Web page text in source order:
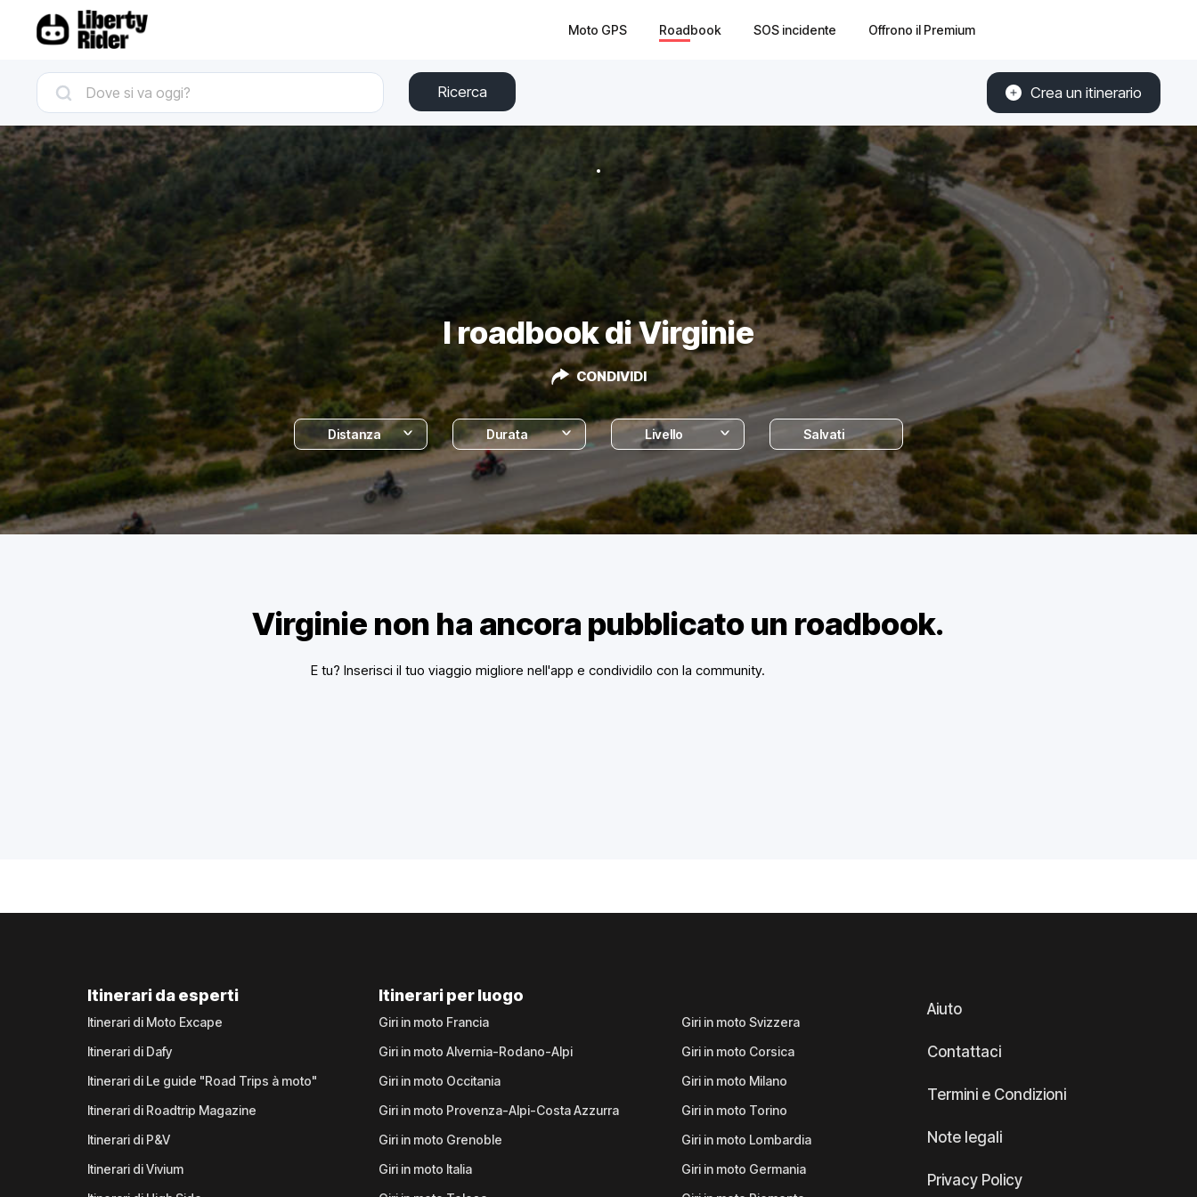
Moto GPS Roadbook SOS incidente Offrono il Premium
Ricerca Crea un itinerario
I roadbook di Virginie
CONDIVIDI
Distanza Durata Livello Salvati
Virginie non ha ancora pubblicato un roadbook.
E tu? Inserisci il tuo viaggio migliore nell'app e condividilo con la community.
Itinerari da esperti
Itinerari di Moto Excape
Itinerari di Dafy
Itinerari di Le guide "Road Trips à moto"
Itinerari di Roadtrip Magazine
Itinerari di P&V
Itinerari di Vivium
Itinerari per luogo
Giri in moto Francia
Giri in moto Alvernia-Rodano-Alpi
Giri in moto Occitania
Giri in moto Provenza-Alpi-Costa Azzurra
Giri in moto Grenoble
Giri in moto Italia
Giri in moto Svizzera
Giri in moto Corsica
Giri in moto Milano
Giri in moto Torino
Giri in moto Lombardia
Giri in moto Germania
Aiuto
Contattaci
Termini e Condizioni
Note legali
Privacy Policy